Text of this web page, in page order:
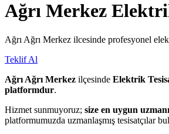
Ağrı Merkez
Ağrı Ağrı Merkez ilcesinde profesyonel
Teklif Al
Ağrı Ağrı Merkez ilçesinde Elektrik
platformdur.
Hizmet sunmuyoruz; size en uygun
platformumuzda uzmanlaşmış tesisatçılar